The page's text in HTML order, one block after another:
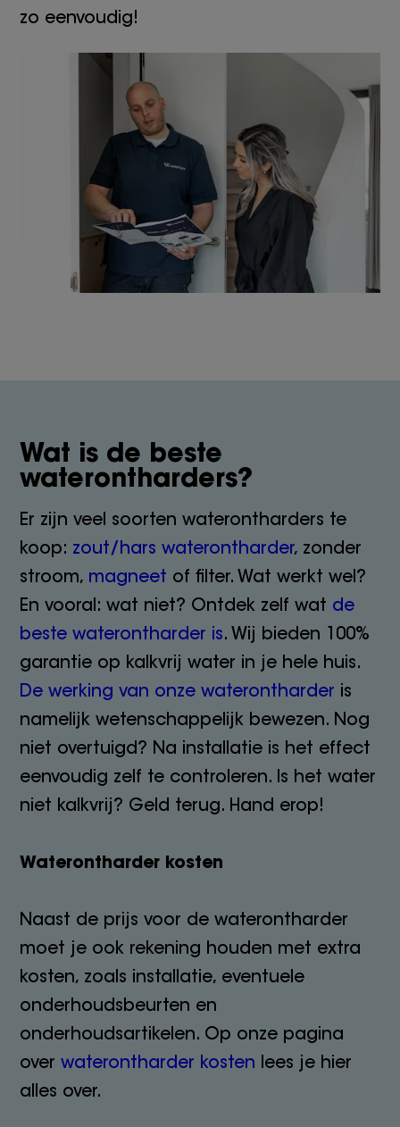
zo eenvoudig!
Wat is de beste
waterontharders?
Er zijn veel soorten waterontharders te
koop: zout/hars waterontharder, zonder
stroom, magneet of filter. Wat werkt wel?
En vooral: wat niet? Ontdek zelf wat de
beste waterontharder is. Wij bieden 100%
garantie op kalkvrij water in je hele huis.
De werking van onze waterontharder is
namelijk wetenschappelijk bewezen. Nog
niet overtuigd? Na installatie is het effect
eenvoudig zelf te controleren. Is het water
niet kalkvrij? Geld terug. Hand erop!
Waterontharder kosten
Naast de prijs voor de waterontharder
moet je ook rekening houden met extra
kosten, zoals installatie, eventuele
onderhoudsbeurten en
onderhoudsartikelen. Op onze pagina
overwaterontharder kosten lees je hier
alles over.